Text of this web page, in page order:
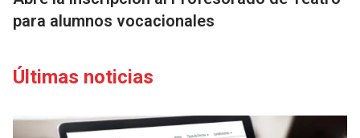
para alumnos vocacionales
Últimas noticias